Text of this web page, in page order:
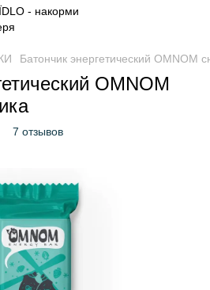
Батончик энергетический OMNOM
OMNOM
7 отзывов